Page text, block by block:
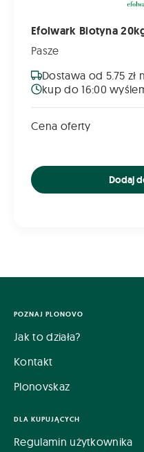
Efolwark Biotyna
Pasze
Dostawa od 5.75 zł
kup do 16:00
Cena oferty
Dodaj
POZNAJ PLONOVO
Jak to działa?
Kontakt
Plonovskaz
DLA KUPUJĄCYCH
Regulamin użytkownika